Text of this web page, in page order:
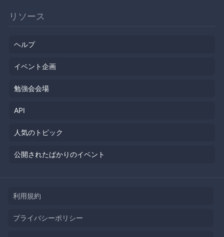
リソース
ヘルプ
イベント企画
勉強会会場
API
人気のトピック
公開されたばかりのイベント
利用規約
プライバシーポリシー